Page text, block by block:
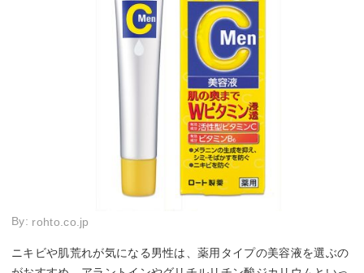
By: rohto.co.jp
ニキビや肌荒れが気になる男性は、薬用タイプの美容液を選ぶの